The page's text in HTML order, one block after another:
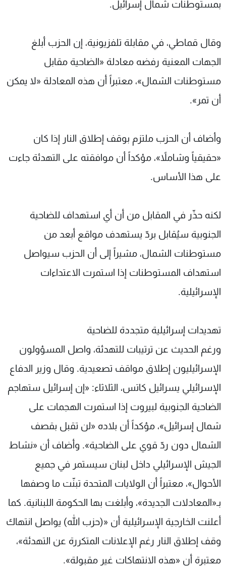
بمستوطنات شمال إسرائيل.
وقال قماطي، في مقابلة تلفزيونية، إن الحزب أبلغ
الجهات المعنية رفضه معادلة «الضاحية مقابل
مستوطنات الشمال»، معتبراً أن هذه المعادلة «لا يمكن
أن تمر».
وأضاف أن الحزب ملتزم بوقف إطلاق النار إذا كان
«حقيقياً وشاملاً»، مؤكداً أن موافقته على التهدئة جاءت
على هذا الأساس.
لكنه حذّر في المقابل من أن أي استهداف للضاحية
الجنوبية سيُقابل بردّ يستهدف مواقع أبعد من
مستوطنات الشمال، مشيراً إلى أن الحزب سيواصل
استهداف المستوطنات إذا استمرت الاعتداءات
الإسرائيلية.
تهديدات إسرائيلية متجددة للضاحية
ورغم الحديث عن ترتيبات للتهدئة، واصل المسؤولون
الإسرائيليون إطلاق مواقف تصعيدية. وقال وزير الدفاع
الإسرائيلي يسرائيل كاتس، الثلاثاء: «إن إسرائيل ستهاجم
الضاحية الجنوبية لبيروت إذا استمرت الهجمات على
شمال إسرائيل»، مؤكداً أن بلاده «لن تقبل بقصف
الشمال دون ردّ قوي على الضاحية». وأضاف أن «نشاط
الجيش الإسرائيلي داخل لبنان سيستمر في جميع
الأحوال»، معتبراً أن الولايات المتحدة تبنّت ما وصفها
بـ«المعادلات الجديدة»، وأبلغت بها الحكومة اللبنانية. كما
أعلنت الخارجية الإسرائيلية أن «(حزب الله) يواصل انتهاك
وقف إطلاق النار رغم الإعلانات المتكررة عن التهدئة»،
معتبرة أن «هذه الانتهاكات غير مقبولة».